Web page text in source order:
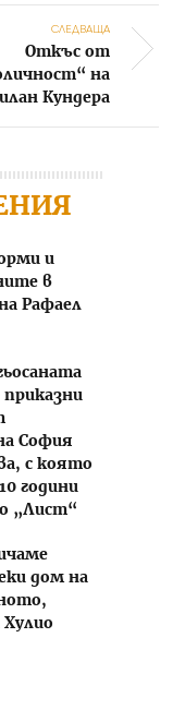
СЛЕДВАЩА
Откъс от
на
Кундера
и
в
Рафаел
приказни
София
с която
години
„Лист“
дом на
Хулио